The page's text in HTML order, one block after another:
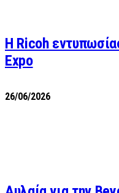
Η Ricoh
Expo
26/06/2026